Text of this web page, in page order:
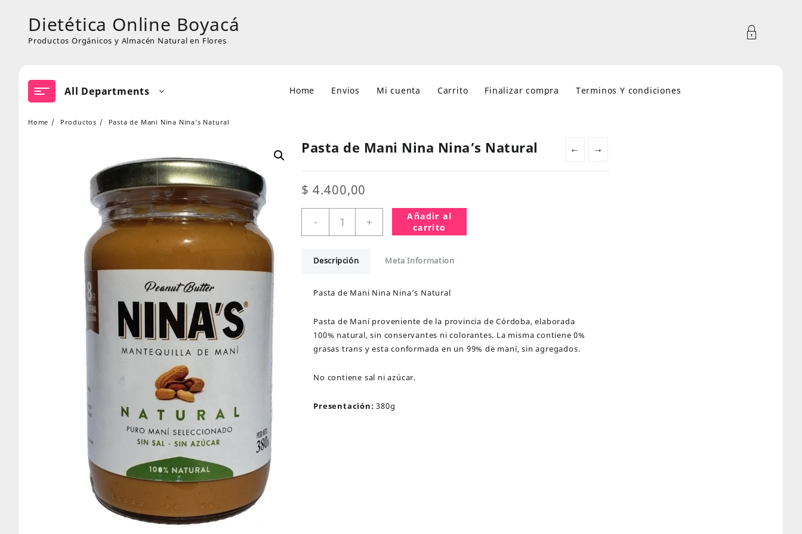
contentDietética Online Boyacá
Productos Orgánicos y Almacén Natural en Flores
All Departments Home Envios Mi cuenta Carrito Finalizar compra Terminos Y condiciones
Home Productos Pasta de Mani Nina Nina’s Natural
← →
Pasta de Mani Nina Nina’s Natural
$ 4.400,00
-
Mani
Nina's
cantidad
+
Añadir al
carrito
Descripción Meta Information
Pasta de Mani Nina Nina’s Natural
Pasta de Maní proveniente de la provincia de Córdoba, elaborada
100% natural, sin conservantes ni colorantes. La misma contiene 0%
grasas trans y esta conformada en un 99% de maní, sin agregados.
No contiene sal ni azúcar.
Presentación: 380g